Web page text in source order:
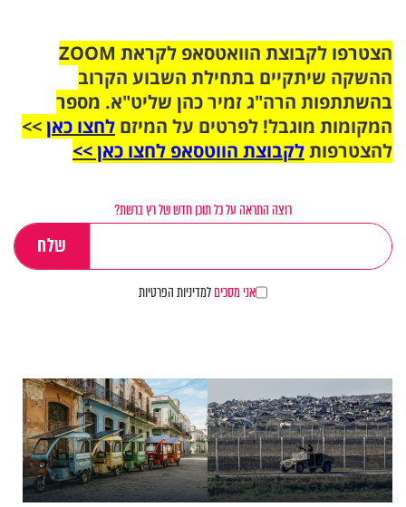
הצטרפו לקבוצת הוואטסאפ לקראת ZOOM
ההשקה שיתקיים בתחילת השבוע הקרוב
בהשתתפות הרה"ג זמיר כהן שליט"א. מספר
המקומות מוגבל! לפרטים על המיזם לחצו כאן>>
להצטרפותלקבוצת הווטסאפ לחצו כאן >>
רוצה התראה על כל תוכן חדש של רץ ברשת?
אני מסכיםלמדיניות הפרטיות